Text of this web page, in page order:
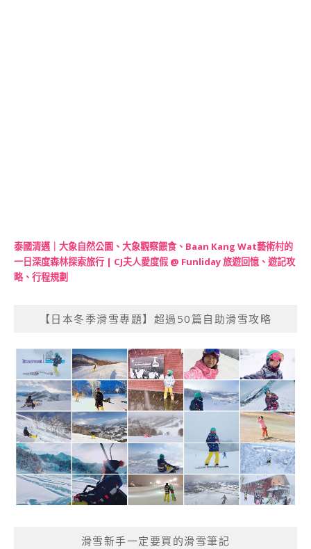
泰國清邁｜大象自然公園、大象觀察餵食、Baan Kang Wat藝術村的
一日深度森林探索旅行 | CJ夫人愛度假 @ Funliday 旅遊回憶、遊記攻
略、行程規劃
【日本冬季滑雪專題】超過50篇自助滑雪攻略
滑雪新手一定要買的滑雪筆記